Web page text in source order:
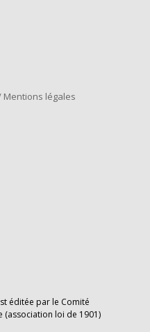
légales
éditée par le Comité
(association loi de 1901)